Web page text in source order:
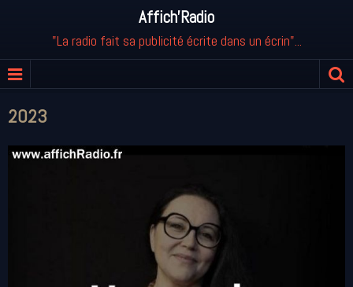
Affich'Radio
"La radio fait sa publicité écrite dans un écrin"...
2023